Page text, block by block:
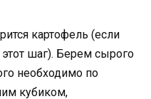
картофель (если
шаг). Берем сырого
необходимо по
кубиком,